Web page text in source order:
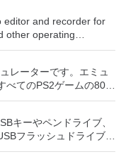
、ディスク領域の管
ーブル（GPT）ディス
能にします。 パーテ
ライブを拡張するディ
ションをマージ分割パ
ナミックディスクの変
editor and recorder for
other operating
Edit Ogg
Add new effects with LADSPA plug-ins. And more!
レーターです。エミュ
てのPS2ゲームの80％
ンピューターを所有して
ターです。また、この
ーターのサポートも提
のすべての所有者は、
エミュレ
キーやペンドライブ、
フラッシュドライブを